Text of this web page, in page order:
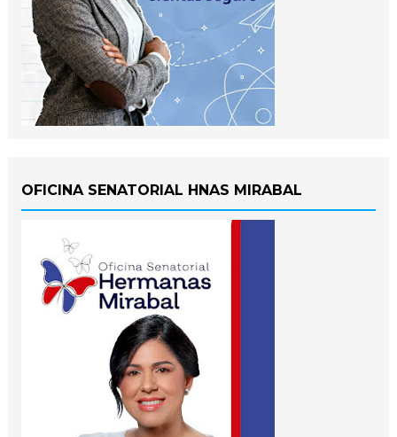
OFICINA SENATORIAL HNAS MIRABAL